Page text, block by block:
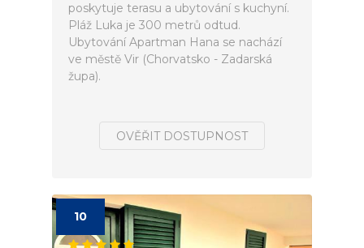
poskytuje terasu a ubytování s kuchyní.
Pláž Luka je 300 metrů odtud.
Ubytování Apartman Hana se nachází
ve městě Vir (Chorvatsko - Zadarská
župa).
OVĚŘIT DOSTUPNOST
10